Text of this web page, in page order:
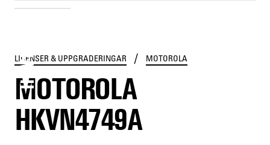
LICENSER & UPPGRADERINGAR / MOTOROLA
MOTOROLA
HKVN4749A
HKVN4749A